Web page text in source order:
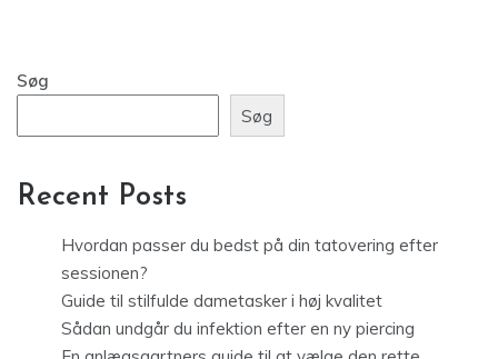
Søg
Søg
Recent Posts
Hvordan passer du bedst på din tatovering efter
sessionen?
Guide til stilfulde dametasker i høj kvalitet
Sådan undgår du infektion efter en ny piercing